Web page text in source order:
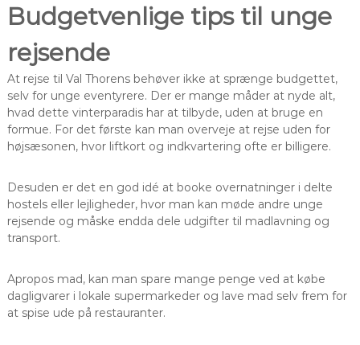
Budgetvenlige tips til unge
rejsende
At rejse til Val Thorens behøver ikke at sprænge budgettet,
selv for unge eventyrere. Der er mange måder at nyde alt,
hvad dette vinterparadis har at tilbyde, uden at bruge en
formue. For det første kan man overveje at rejse uden for
højsæsonen, hvor liftkort og indkvartering ofte er billigere.
Desuden er det en god idé at booke overnatninger i delte
hostels eller lejligheder, hvor man kan møde andre unge
rejsende og måske endda dele udgifter til madlavning og
transport.
Apropos mad, kan man spare mange penge ved at købe
dagligvarer i lokale supermarkeder og lave mad selv frem for
at spise ude på restauranter.